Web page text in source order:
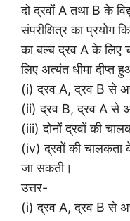
दो द्रवों A तथा B के
संपरीक्षित्र का प्रयोग
का बल्ब द्रव A के लिए
लिए अत्यंत धीमा दीप्त
(i) द्रव A, द्रव B से
(ii) द्रव B, द्रव A से
(iii) दोनों द्रवों की
(iv) द्रवों की चालकता
जा सकती।
उत्तर-
(i) द्रव A, द्रव B से